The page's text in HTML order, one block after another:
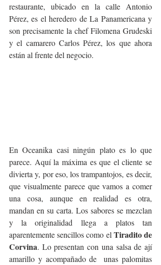
restaurante, ubicado en la calle Antonio
Pérez, es el heredero de La Panamericana y
son precisamente la chef Filomena Grudeski
y el camarero Carlos Pérez, los que ahora
están al frente del negocio.
En Oceanika casi ningún plato es lo que
parece. Aquí la máxima es que el cliente se
divierta y, por eso, los trampantojos, es decir,
que visualmente parece que vamos a comer
una cosa, aunque en realidad es otra,
mandan en su carta. Los sabores se mezclan
y la originalidad llega a platos tan
aparentemente sencillos como el Tiradito de
Corvina. Lo presentan con una salsa de ají
amarillo y acompañado de  unas palomitas